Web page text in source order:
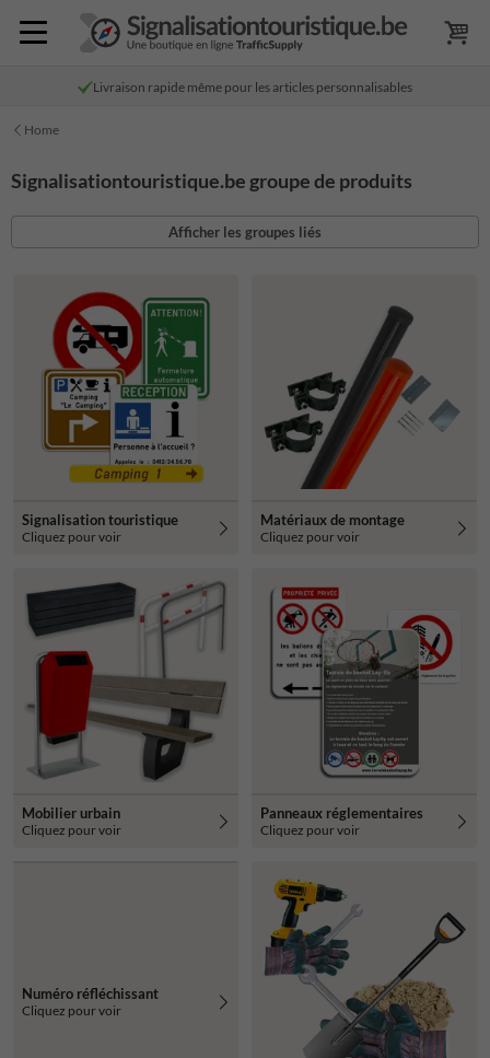
Livraison rapide même pour les articles personnalisables
Home
Signalisationtouristique.be groupe de produits
Afficher les groupes liés
Signalisation touristique
Cliquez pour voir
Matériaux de montage
Cliquez pour voir
Mobilier urbain
Cliquez pour voir
Panneaux réglementaires
Cliquez pour voir
Numéro réfléchissant
Cliquez pour voir